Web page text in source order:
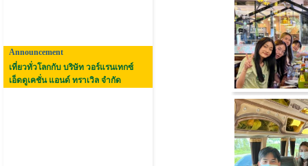
Announcement
เที่ยวทั่วโลกกับ บริษัท วอร์แรนเทกซ์
เอ็ดดูเคชั่น แอนด์ ทราเวิล จำกัด